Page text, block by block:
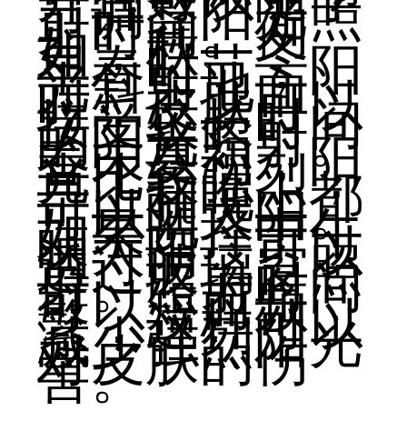
节调整阳光照
射时间。例
如，秋、冬、
早春时节，阳
光斜射地面
时，皮肤可以
接受较长时间
的阳光照射。
春末夏初，阳
光比较强烈，
早上和晚上都
可以晒太阳。
如果选择中午
晒太阳，可以
透过玻璃窗照
射。照射时间
可以短而频
繁，这样可以
减少强烈阳光
对皮肤的伤
害。